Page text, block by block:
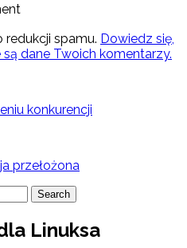
redukcji spamu. Dowiedz się,
dane Twoich komentarzy.
konkurencji
przełożona
Search
Linuksa